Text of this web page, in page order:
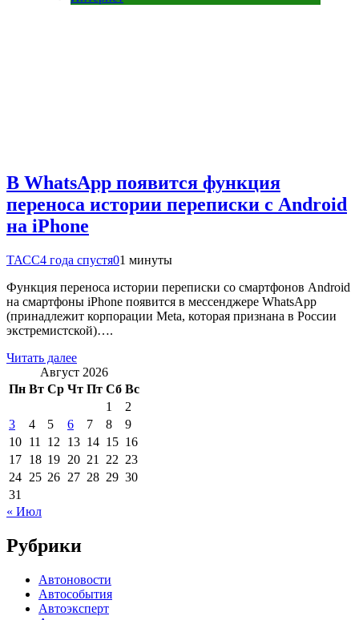
В WhatsApp появится функция
переноса истории переписки с Android
на iPhone
ТАСС4 года спустя01 минуты
Функция переноса истории переписки со смартфонов Android
на смартфоны iPhone появится в мессенджере WhatsApp
(принадлежит корпорации Meta, которая признана в России
экстремистской)….
Читать далее
Август 2026
Пн Вт Ср Чт Пт Сб Вс
1
2
3
4 5 6 7 8
9
10 11 12 13 14 15 16
17 18 19 20 21 22 23
24 25 26 27 28 29 30
31
« Июл
Рубрики
Автоновости
Автособытия
Автоэксперт